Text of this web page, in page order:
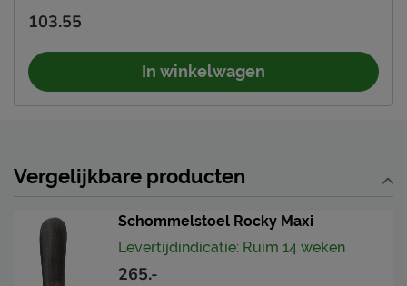
103.55
In winkelwagen
Vergelijkbare producten
Schommelstoel Rocky Maxi
Levertijdindicatie: Ruim 14 weken
265.-